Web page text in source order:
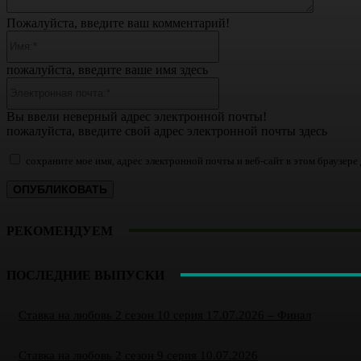
Пожалуйста, введите ваш комментарий!
пожалуйста, введите ваше имя здесь
Вы ввели неверный адрес электронной почты!
пожалуйста, введите свой адрес электронной почты здесь
сохраните мое имя, адрес электронной почты и веб-сайт в этом
РЕКОМЕНДУЕМ